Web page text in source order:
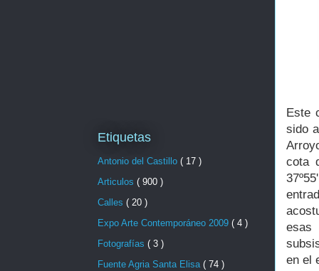
Este
sido
cota
esas
en el
Etiquetas
Antonio del Castillo ( 17 )
Articulos ( 900 )
Calles ( 20 )
Expo Arte Contemporáneo 2009 ( 4 )
Fotografías ( 3 )
Fuente Agria Santa Elisa ( 74 )